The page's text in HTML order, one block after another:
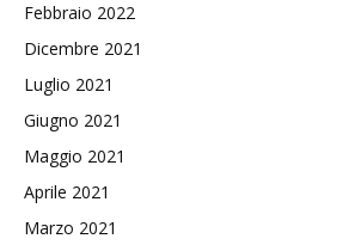
Febbraio 2022
Dicembre 2021
Luglio 2021
Giugno 2021
Maggio 2021
Aprile 2021
Marzo 2021